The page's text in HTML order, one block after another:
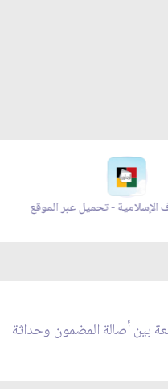
الإسلامية - تحميل عبر الموقع
بين أصالة المضمون وحداثة